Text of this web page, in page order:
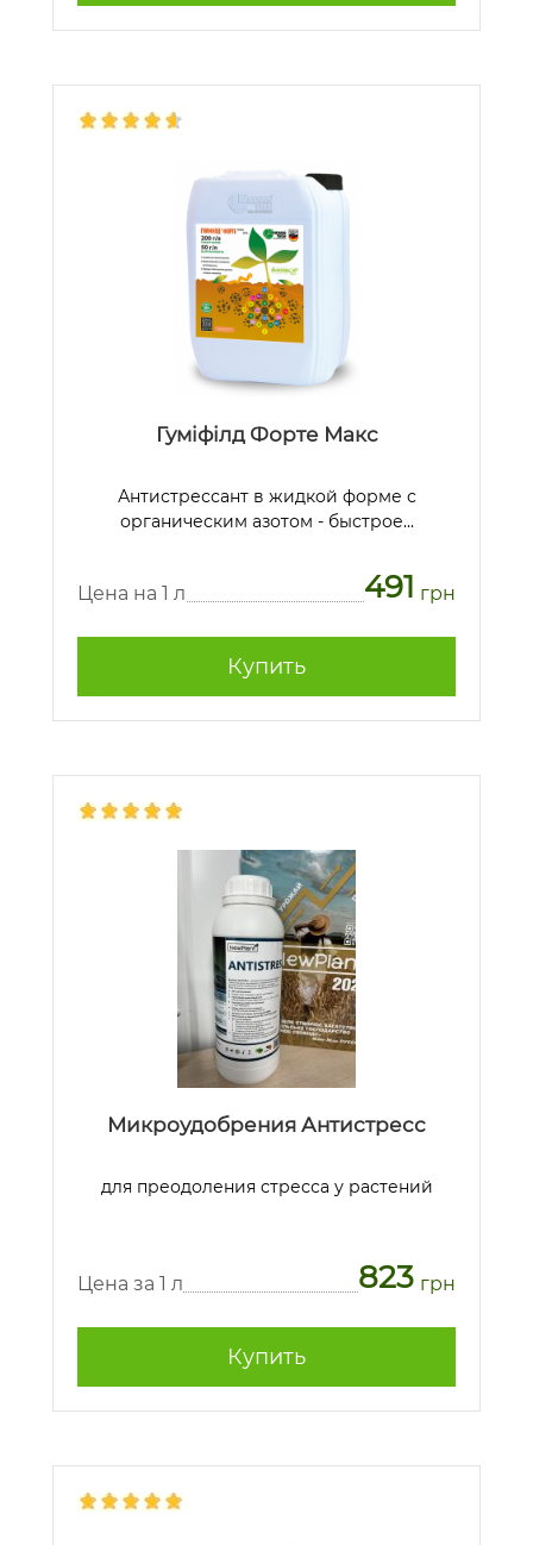
Гуміфілд Форте Макс
Антистрессант в жидкой форме с
органическим азотом - быстрое...
Цена на 1 л 491 грн
Купить
Микроудобрения Антистресс
для преодоления стресса у растений
Цена за 1 л 823 грн
Купить